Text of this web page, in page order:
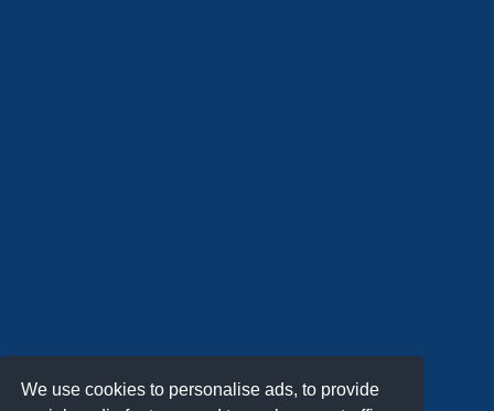
We use cookies to personalise ads, to provide